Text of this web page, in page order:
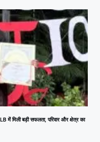
में मिली बड़ी सफलता, परिवार और क्षेत्र का